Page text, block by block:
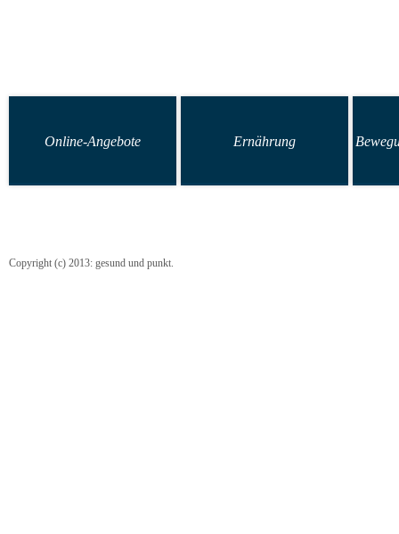
Online-Angebote Ernährung
Copyright (c) 2013: gesund und punkt.